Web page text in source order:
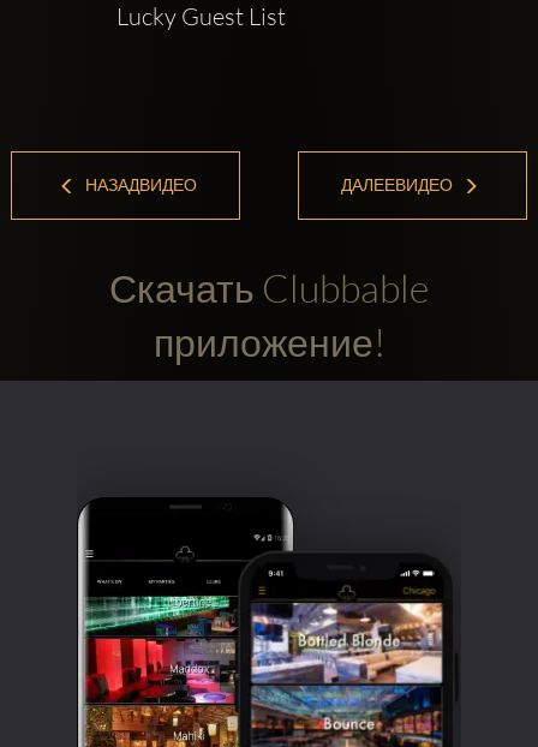
Lucky Guest List
НАЗАДВИДЕО ДАЛЕЕВИДЕО
Скачать Clubbable
приложение!